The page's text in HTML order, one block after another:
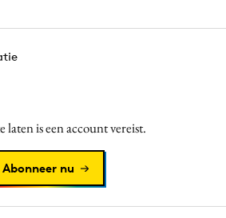
laten is een account vereist.
Abonneer nu